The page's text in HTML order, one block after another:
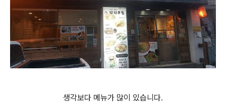
생각보다 메뉴가 많이 있습니다.